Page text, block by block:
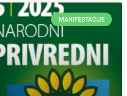
MANIFESTACIJE